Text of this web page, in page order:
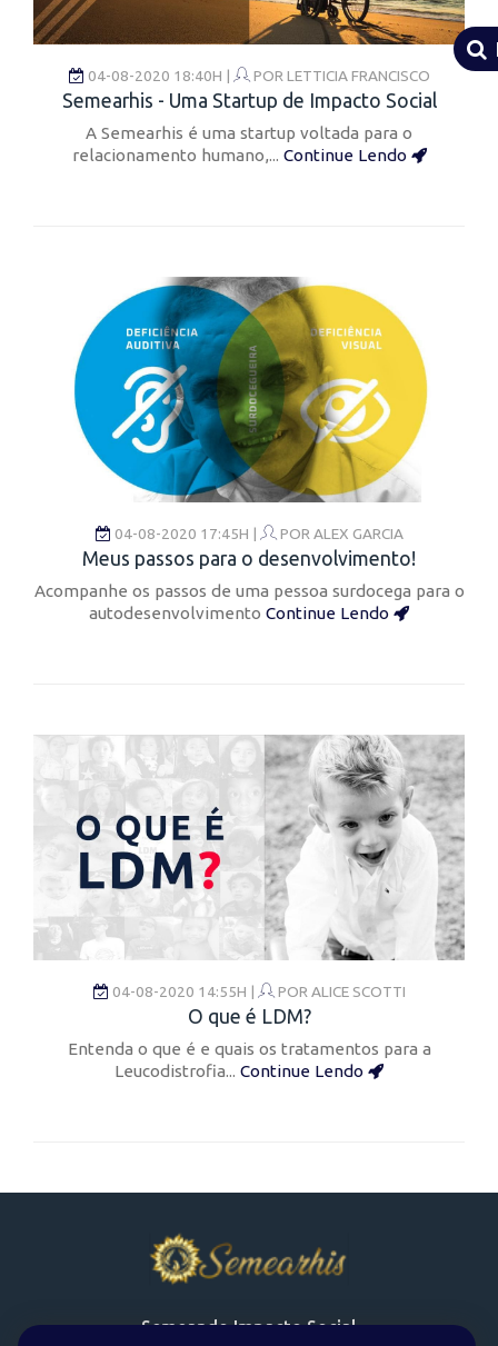
04-08-2020 18:40H | PORLETTICIA FRANCISCO
Semearhis - Uma Startup de Impacto Social
A Semearhis é uma startup voltada para o
relacionamento humano,... Continue Lendo
04-08-2020 17:45H | PORALEX GARCIA
Meus passos para o desenvolvimento!
Acompanhe os passos de uma pessoa surdocega para o
autodesenvolvimento Continue Lendo
04-08-2020 14:55H | PORALICE SCOTTI
O que é LDM?
Entenda o que é e quais os tratamentos para a
Leucodistrofia... Continue Lendo
Semeando Impacto Social